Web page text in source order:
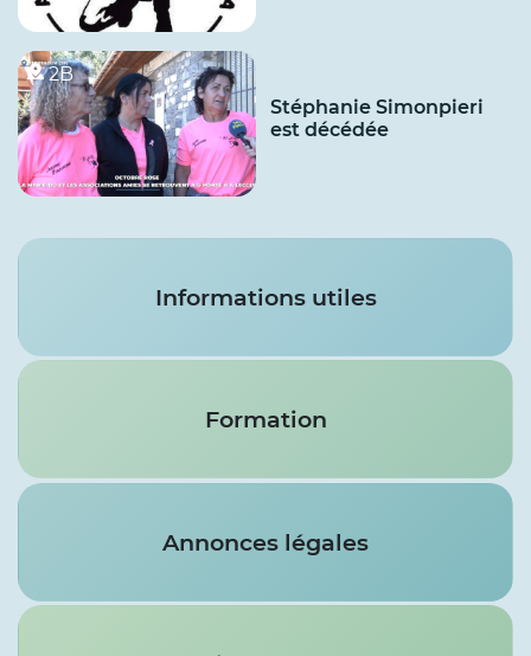
2B
Stéphanie Simonpieri
est décédée
Services
Informations utiles
Formation
Annonces légales